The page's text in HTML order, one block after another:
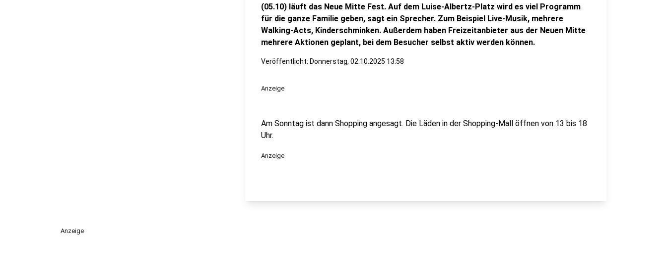
(05.10) läuft das Neue Mitte Fest. Auf dem Luise-Albertz-Platz wird es viel Programm
für die ganze Familie geben, sagt ein Sprecher. Zum Beispiel Live-Musik, mehrere
Walking-Acts, Kinderschminken. Außerdem haben Freizeitanbieter aus der Neuen Mitte
mehrere Aktionen geplant, bei dem Besucher selbst aktiv werden können.
Veröffentlicht: Donnerstag, 02.10.2025 13:58
Anzeige
Am Sonntag ist dann Shopping angesagt. Die Läden in der Shopping-Mall öffnen von 13 bis 18
Uhr.
Anzeige
Anzeige